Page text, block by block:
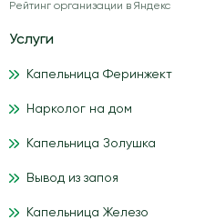
Рейтинг организации в Яндекс
Услуги
Капельница Феринжект
Нарколог на дом
Капельница Золушка
Вывод из запоя
Капельница Железо